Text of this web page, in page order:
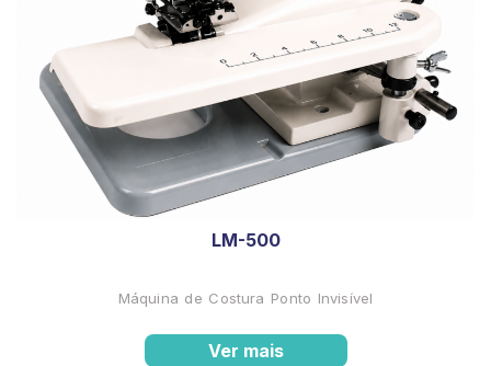
LM-500
Máquina de Costura Ponto Invisível
Ver mais